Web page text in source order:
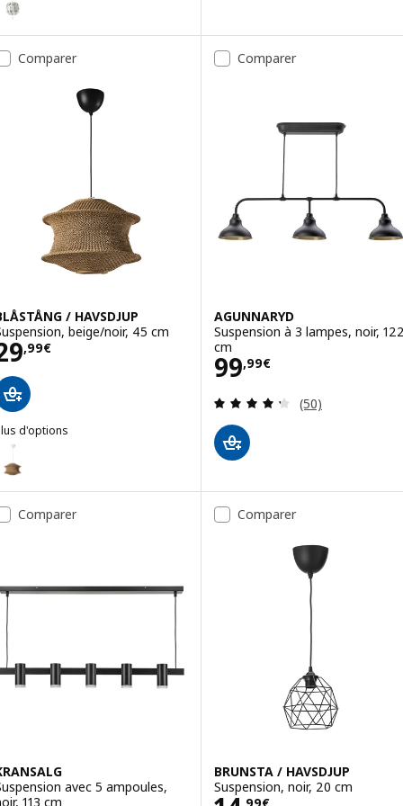
Comparer
/ HAVSDJUP
beige/noir, 45 cm
,99€
29,99€
d'options
/ HAVSDJUP
: BLÅSTÅNG / HAVSDJUP, Suspension, beige/blanc, 45 cm
Comparer
AGUNNARYD
Suspension à 3 lampes, noir,
cm
99,99€
Prix 99,99€
Révision: 4.3
(50)
Comparer
avec 5 ampoules,
113 cm
Comparer
BRUNSTA / HAVSDJUP
Suspension, noir, 20 cm